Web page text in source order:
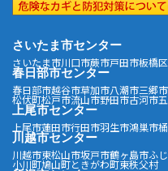
さいたま市センター
さいたま市川口市蕨市戸田市板橋区
春日部市センター
春日部市越谷市草加市八潮市三郷市
松伏町松戸市流山市野田市古河市
上尾市センター
上尾市蓮田市行田市羽生市鴻巣市
川越市センター
川越市東松山市坂戸市鶴ヶ島市ふ
小川町鳩山町ときがわ町東秩父村